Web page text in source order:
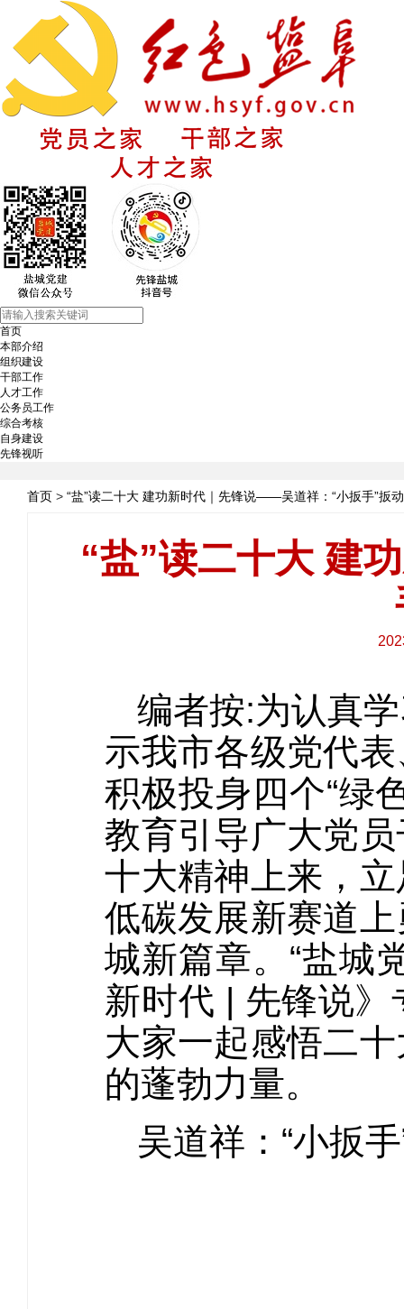
首页
本部介绍
组织建设
干部工作
人才工作
公务员工作
综合考核
自身建设
先锋视听
首页 > “盐”读二十大 建功新时代｜先锋说——吴道祥：“小扳手”扳动
“盐”读二十大 建
编者按:为认真
示我市各级党代
积极投身四个“绿
教育引导广大党
十大精神上来，
低碳发展新赛道
城新篇章。“盐城
新时代 | 先锋说
大家一起感悟二
的蓬勃力量。
吴道祥：“小扳